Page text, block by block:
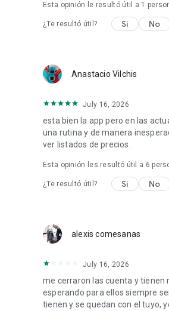
* Crear ofertas: haz nuevas
📱 En caso de cualquier duda,
Esta opinión le resultó útil a 1
¿Te resultó útil? Sí No
Anastacio Vilchis
July 16, 2026
esta bien la app pero en las
una rutina y de manera
ver listados de precios.
Esta opinión les resultó útil a 6
¿Te resultó útil? Sí No
alexis comesanas
July 16, 2026
me cerraron las cuenta y tienen
esperando para ellos siempre
tienen y se quedan con el tuyo,